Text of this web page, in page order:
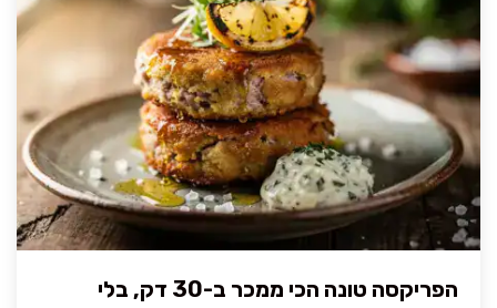
הפריקסה טונה הכי ממכר ב-30 דק, בלי